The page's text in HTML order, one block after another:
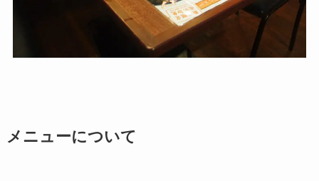
メニューについて